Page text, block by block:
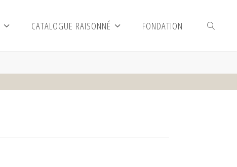
CATALOGUE RAISONNÉ FONDATION
SEARCH